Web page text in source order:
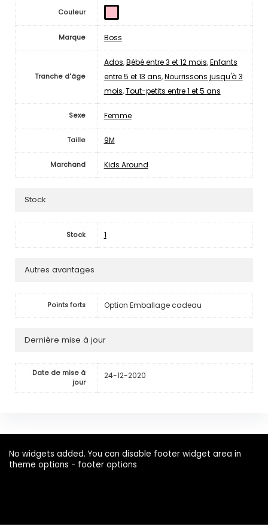
Couleur
Marque Boss
Tranche d'âge
Ados,Bébé entre 3 et 12 mois,Enfants
entre 5 et 13 ans,Nourrissons jusqu'à 3
mois,Tout-petits entre 1 et 5 ans
Sexe Femme
Taille 9M
Marchand Kids Around
Stock
Stock 1
Autres avantages
Points forts Option Emballage cadeau
Dernière mise à jour
Date de mise à
jour
24-12-2020
No widgets added. You can disable footer widget area in
theme options - footer options